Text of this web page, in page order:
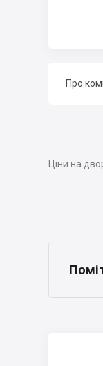
Про
Ціни на